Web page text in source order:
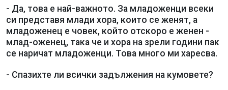
- Да, това е най-важното. За младоженци всеки
си представя млади хора, които се женят, а
младоженец е човек, който отскоро е женен -
млад-оженец, така че и хора на зрели години пак
се наричат младоженци. Това много ми харесва.
- Спазихте ли всички задължения на кумовете?